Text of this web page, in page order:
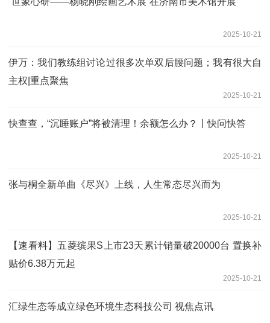
2025-10-21
伊万：我们教练组讨论过很多次单双后腰问题；我有很大自
主权|重点聚焦
2025-10-21
快查查，“沉睡账户”将被清理！余额怎么办？丨快问快答
2025-10-21
张与桐全新单曲《尽兴》上线，人生常态尽兴而为
2025-10-21
【速看料】五菱缤果S上市23天累计销量破20000台 置换补
贴价6.38万元起
2025-10-21
汇绿生态等成立绿色环境生态科技公司 视焦点讯